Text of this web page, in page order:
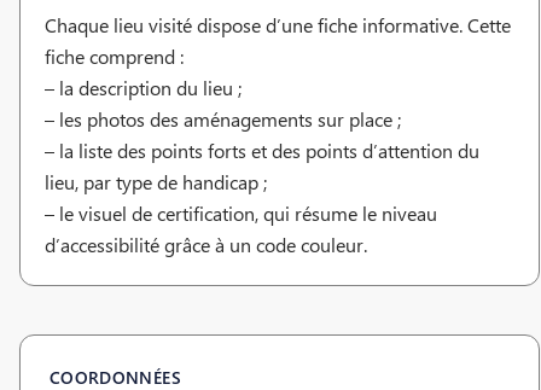
Chaque lieu visité dispose d’une fiche informative. Cette
fiche comprend :
– la description du lieu ;
– les photos des aménagements sur place ;
– la liste des points forts et des points d’attention du
lieu, par type de handicap ;
– le visuel de certification, qui résume le niveau
d’accessibilité grâce à un code couleur.
COORDONNÉES